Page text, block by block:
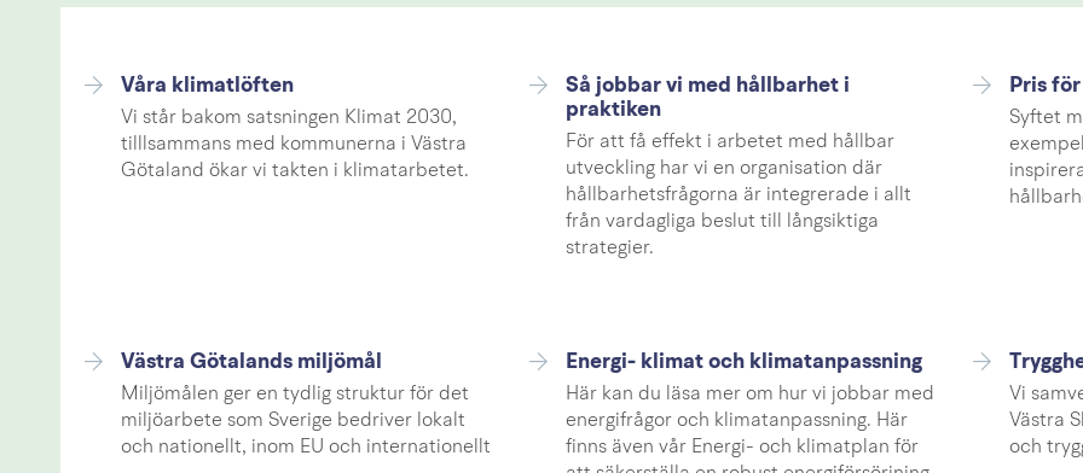
Våra klimatlöften
Vi står bakom satsningen Klimat 2030,
tilllsammans med kommunerna i Västra
Götaland ökar vi takten i klimatarbetet.
Så jobbar vi med hållbarhet i
praktiken
För att få effekt i arbetet med hållbar
utveckling har vi en organisation där
hållbarhetsfrågorna är integrerade i allt
från vardagliga beslut till långsiktiga
strategier.
Pris
Syftet
Västra Götalands miljömål
Miljömålen ger en tydlig struktur för det
miljöarbete som Sverige bedriver lokalt
och nationellt, inom EU och internationellt
Energi- klimat och klimatanpassning
Här kan du läsa mer om hur vi jobbar med
energifrågor och klimatanpassning. Här
finns även vår Energi- och klimatplan för
Vi
Västra
och